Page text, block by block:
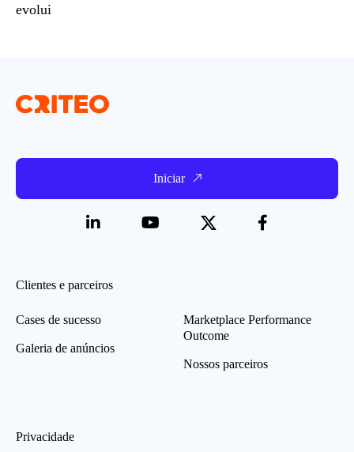
evolui
Iniciar
Clientes e parceiros
Cases de sucesso
Galeria de anúncios
Marketplace Performance
Outcome
Nossos parceiros
Privacidade